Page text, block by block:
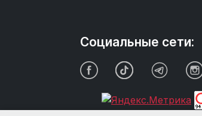
Социальные сети: